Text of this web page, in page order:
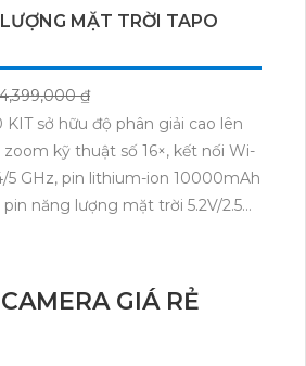
MẶT TRỜI TAPO
4,399,000 ₫
KIT sở hữu độ phân giải cao lên
kỹ thuật số 16×, kết nối Wi-
5 GHz, pin lithium-ion 10000mAh
năng lượng mặt trời 5.2V/2.5W.
GIÁ RẺ